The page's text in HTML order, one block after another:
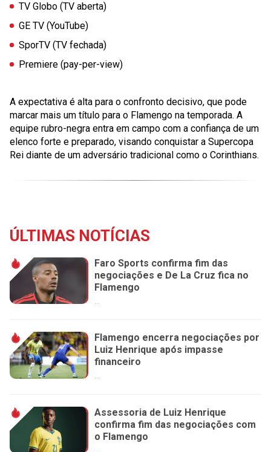
TV Globo (TV aberta)
GE TV (YouTube)
SporTV (TV fechada)
Premiere (pay-per-view)
A expectativa é alta para o confronto decisivo, que pode
marcar mais um título para o Flamengo na temporada. A
equipe rubro-negra entra em campo com a confiança de um
elenco forte e preparado, visando conquistar a Supercopa
Rei diante de um adversário tradicional como o Corinthians.
ÚLTIMAS NOTÍCIAS
Faro Sports confirma fim das
negociações e De La Cruz fica no
Flamengo
...
Flamengo encerra negociações por
Luiz Henrique após impasse
financeiro
...
Assessoria de Luiz Henrique
confirma fim das negociações com
o Flamengo